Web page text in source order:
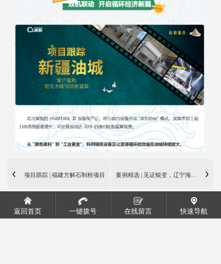
项目跟踪 | 福建方解石制粉项目
集群解锁高端粉体新可能
案例精选 | 见证蜕变，辽宁海城轻烧氧
返回首页 一键拨号 在线留言 快速导航